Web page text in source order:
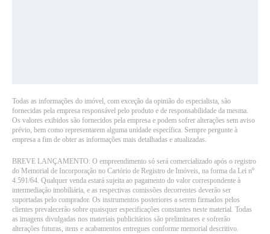
Todas as informações do imóvel, com exceção da opinião do especialista, são
fornecidas pela empresa responsável pelo produto e de responsabilidade da mesma.
Os valores exibidos são fornecidos pela empresa e podem sofrer alterações sem aviso
prévio, bem como representarem alguma unidade específica. Sempre pergunte à
empresa a fim de obter as informações mais detalhadas e atualizadas.
BREVE LANÇAMENTO: O empreendimento só será comercializado após o registro
do Memorial de Incorporação no Cartório de Registro de Imóveis, na forma da Lei nº
4.591/64. Qualquer venda estará sujeita ao pagamento do valor correspondente à
intermediação imobiliária, e as respectivas comissões decorrentes deverão ser
suportadas pelo comprador. Os instrumentos posteriores a serem firmados pelos
clientes prevalecerão sobre quaisquer especificações constantes neste material. Todas
as imagens divulgadas nos materiais publicitários são preliminares e sofrerão
alterações futuras, itens e acabamentos entregues conforme memorial descritivo.